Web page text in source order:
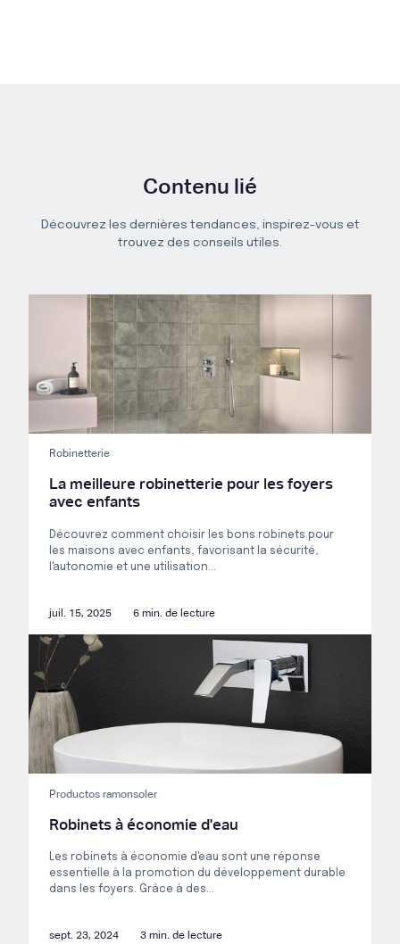
Contenu lié
Découvrez les dernières tendances, inspirez-vous et
trouvez des conseils utiles.
Robinetterie
La meilleure robinetterie pour les foyers
avec enfants
Découvrez comment choisir les bons robinets pour
les maisons avec enfants, favorisant la sécurité,
l'autonomie et une utilisation...
juil. 15, 2025 6 min. de lecture
Productos ramonsoler
Robinets à économie d'eau
Les robinets à économie d'eau sont une réponse
essentielle à la promotion du développement durable
dans les foyers. Grâce à des...
sept. 23, 2024 3 min. de lecture